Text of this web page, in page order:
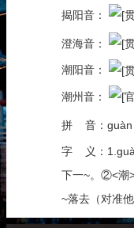
揭阳音：
澄海音：
潮阳音：
潮州音：
拼 音：guàn
字 义：
下一~。②<潮
~落去（对准